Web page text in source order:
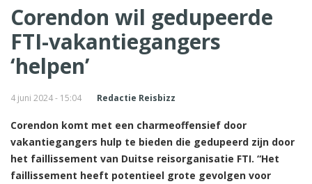
Corendon wil gedupeerde
FTI-vakantiegangers
‘helpen’
4 juni 2024 - 15:04 Redactie Reisbizz
Corendon komt met een charmeoffensief door
vakantiegangers hulp te bieden die gedupeerd zijn door
het faillissement van Duitse reisorganisatie FTI. “Het
faillissement heeft potentieel grote gevolgen voor